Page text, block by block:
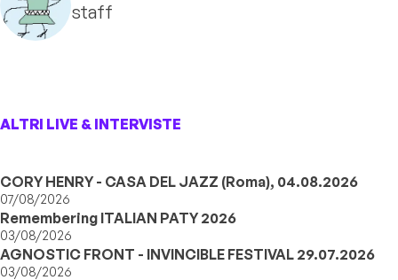
staff
ALTRI LIVE & INTERVISTE
CORY HENRY - CASA DEL JAZZ (Roma), 04.08.2026
07/08/2026
Remembering ITALIAN PATY 2026
03/08/2026
AGNOSTIC FRONT - INVINCIBLE FESTIVAL 29.07.2026
03/08/2026